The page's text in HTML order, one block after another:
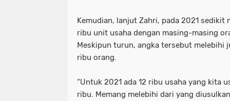
Kemudian, lanjut Zahri, pada 2021 sedikit
ribu unit usaha dengan masing-masing
Meskipun turun, angka tersebut melebihi
ribu orang.
“Untuk 2021 ada 12 ribu usaha yang kita
ribu. Memang melebihi dari yang